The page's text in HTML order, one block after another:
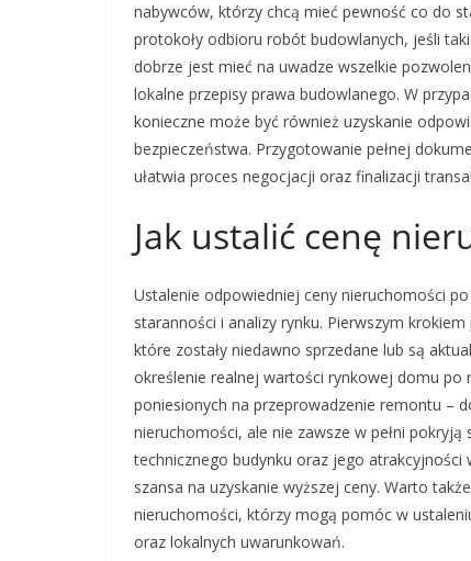
nabywców, którzy chcą mieć pewność co do
protokoły odbioru robót budowlanych, jeśli
dobrze jest mieć na uwadze wszelkie
lokalne przepisy prawa budowlanego. W
konieczne może być również uzyskanie
bezpieczeństwa. Przygotowanie pełnej
ułatwia proces negocjacji oraz finalizacji
Jak ustalić cenę
Ustalenie odpowiedniej ceny nieruchomości
staranności i analizy rynku. Pierwszym
które zostały niedawno sprzedane lub są
określenie realnej wartości rynkowej domu
poniesionych na przeprowadzenie remontu –
nieruchomości, ale nie zawsze w pełni
technicznego budynku oraz jego
szansa na uzyskanie wyższej ceny. Warto
nieruchomości, którzy mogą pomóc w
oraz lokalnych uwarunkowań.